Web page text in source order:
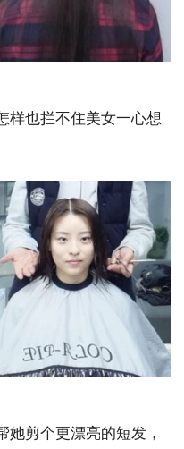
样也拦不住美女一心想
剪个更漂亮的短发，